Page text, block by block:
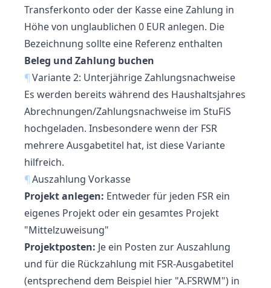
Transferkonto oder der Kasse eine Zahlung in
Höhe von unglaublichen 0 EUR anlegen. Die
Bezeichnung sollte eine Referenz enthalten
Beleg und Zahlung buchen
¶Variante 2: Unterjährige Zahlungsnachweise
Es werden bereits während des Haushaltsjahres
Abrechnungen/Zahlungsnachweise im StuFiS
hochgeladen. Insbesondere wenn der FSR
mehrere Ausgabetitel hat, ist diese Variante
hilfreich.
¶Auszahlung Vorkasse
Projekt anlegen: Entweder für jeden FSR ein
eigenes Projekt oder ein gesamtes Projekt
"Mittelzuweisung"
Projektposten: Je ein Posten zur Auszahlung
und für die Rückzahlung mit FSR-Ausgabetitel
(entsprechend dem Beispiel hier "A.FSRWM") in